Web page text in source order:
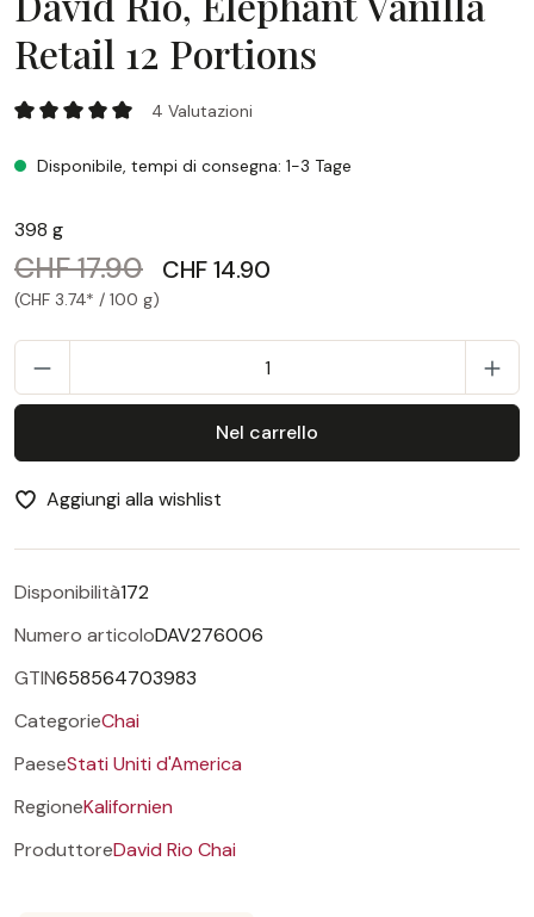
Retail 12 Portions
David Rio, Elephant Vanilla Retail 12 Portions
4 Valutazioni
Disponibile, tempi di consegna: 1-3 Tage
398 g
CHF 17.90 CHF 14.90
(CHF 3.74* / 100 g)
Nel carrello
Aggiungi alla wishlist
Disponibilità172
Numero articoloDAV276006
GTIN658564703983
CategorieChai
PaeseStati Uniti d'America
RegioneKalifornien
ProduttoreDavid Rio Chai